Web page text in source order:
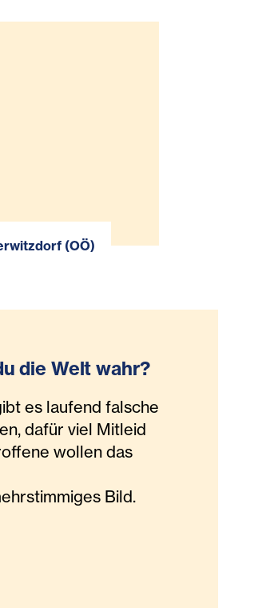
(OÖ)
die Welt wahr?
es laufend falsche
dafür viel Mitleid
wollen das
Bild.